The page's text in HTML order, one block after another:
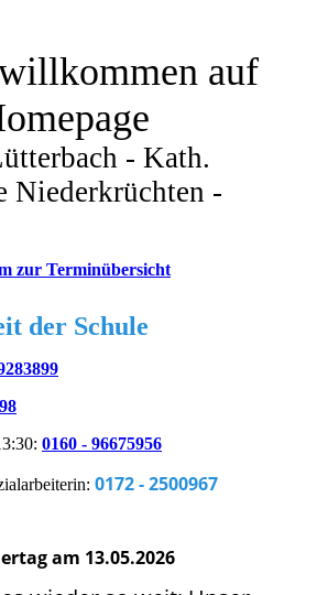
auf
- Kath.
Niederkrüchten -
zur Terminübersicht
der Schule
0160 - 96675956
0172 - 2500967
am 13.05.2026